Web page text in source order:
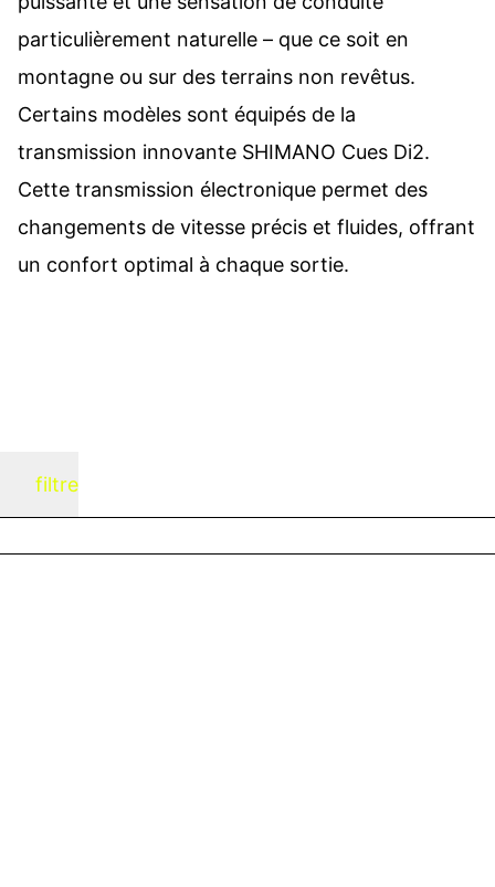
particulièrement naturelle – que ce soit en
montagne ou sur des terrains non revêtus.
Certains modèles sont équipés de la
transmission innovante SHIMANO Cues Di2.
Cette transmission électronique permet des
changements de vitesse précis et fluides, offrant
un confort optimal à chaque sortie.
filtre